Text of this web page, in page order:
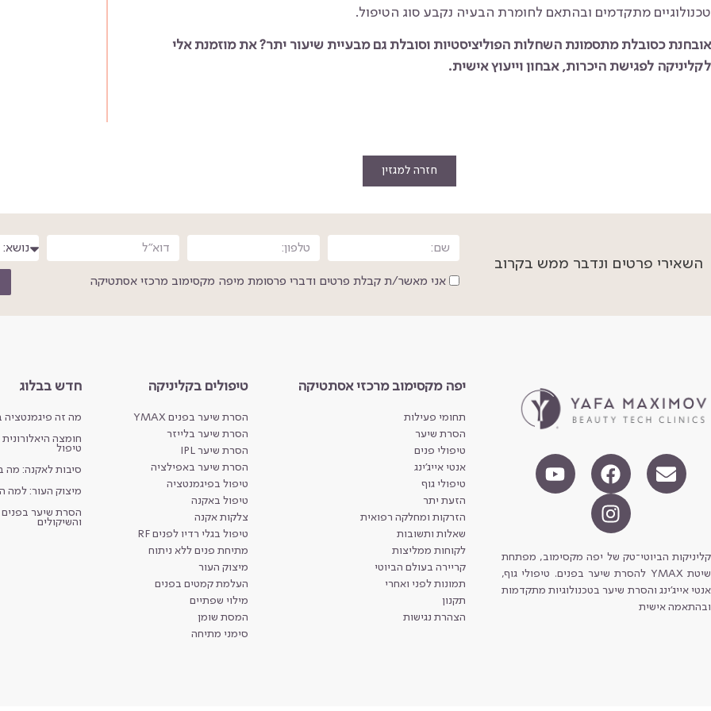
טכנולוגיים מתקדמים ובהתאם לחומרת הבעיה נקבע סוג הטיפול.
אובחנת כסובלת מתסמונת השחלות הפוליציסטיות וסובלת גם מבעיית שיעור יתר? את מוזמנת אלי
לקליניקה לפגישת היכרות, אבחון וייעוץ אישית.
חזרה למגזין
השאירי פרטים ונדבר ממש בקרוב
אני מאשר/ת קבלת פרטים ודברי פרסומת מיפה מקסימוב מרכזי אסתטיקה
קליניקות הביוטי־טק של יפה מקסימוב, מפתחת
שיטת YMAX להסרת שיער בפנים. טיפולי גוף,
אנטי אייג'ינג והסרת שיער בטכנולוגיות מתקדמות
ובהתאמה אישית
יפה מקסימוב מרכזי אסתטיקה
תחומי פעילות
הסרת שיער
טיפולי פנים
אנטי אייג'ינג
טיפולי גוף
הזעת יתר
הזרקות ומחלקה רפואית
שאלות ותשובות
לקוחות ממליצות
קריירה בעולם הביוטי
תמונות לפני ואחרי
תקנון
הצהרת נגישות
טיפולים בקליניקה
הסרת שיער בפנים YMAX
הסרת שיער בלייזר
הסרת שיער IPL
הסרת שיער באפילציה
טיפול בפיגמנטציה
טיפול באקנה
צלקות אקנה
טיפול בגלי רדיו לפנים RF
מתיחת פנים ללא ניתוח
מיצוק העור
העלמת קמטים בפנים
מילוי שפתיים
המסת שומן
סימני מתיחה
חדש בבלוג
מה זה פיגמנטציה
חומצה
טיפול
סיבות לאקנה: מה
מיצוק העור: למה
הסרת שיער בפנים
והשיקולים